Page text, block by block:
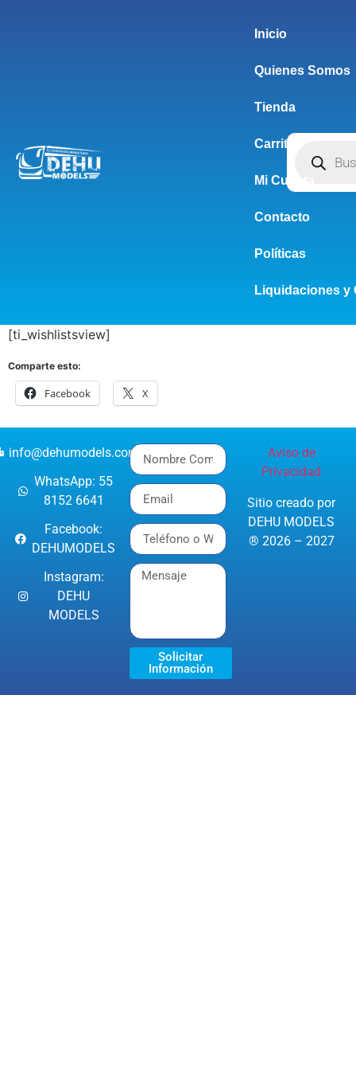
Inicio
Quienes Somos
Tienda
Carrito
Mi Cuenta
Contacto
Políticas
Liquidaciones y
[ti_wishlistsview]
Comparte esto:
Facebook X
info@dehumodels.com
WhatsApp: 55
8152 6641
Facebook:
DEHUMODELS
Instagram:
DEHU
MODELS
Solicitar
Información
Aviso de
Privacidad
Sitio creado por
DEHU MODELS
® 2026 – 2027